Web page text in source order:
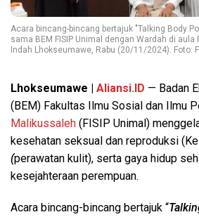
Acara bincang-bincang bertajuk "Talking Body
sama BEM FISIP Unimal dengan Wardah di aula
Indah Lhokseumawe, Rabu (20/11/2024). Foto:
Lhokseumawe | Aliansi.ID — Badan
(BEM) Fakultas Ilmu Sosial dan Ilmu
Malikussaleh (FISIP Unimal)
kesehatan seksual dan reproduksi
(perawatan kulit), serta gaya hidup
kesejahteraan perempuan.
Acara bincang-bincang bertajuk “